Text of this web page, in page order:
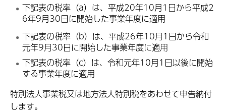
下記表の税率（a）は、平成20年10月1日から平成2
6年9月30日に開始した事業年度に適用
下記表の税率（b）は、平成26年10月1日から令和
元年9月30日に開始した事業年度に適用
下記表の税率（c）は、令和元年10月1日以後に開始
する事業年度に適用
特別法人事業税又は地方法人特別税をあわせて申告納付
します。